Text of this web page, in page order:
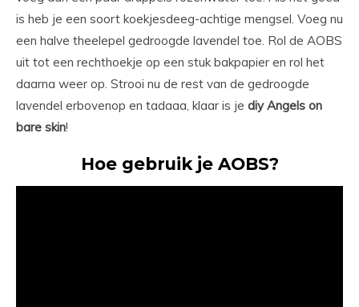
is heb je een soort koekjesdeeg-achtige mengsel. Voeg nu
een halve theelepel gedroogde lavendel toe. Rol de AOBS
uit tot een rechthoekje op een stuk bakpapier en rol het
daarna weer op. Strooi nu de rest van de gedroogde
lavendel erbovenop en tadaaa, klaar is je diy Angels on
bare skin!
Hoe gebruik je AOBS?